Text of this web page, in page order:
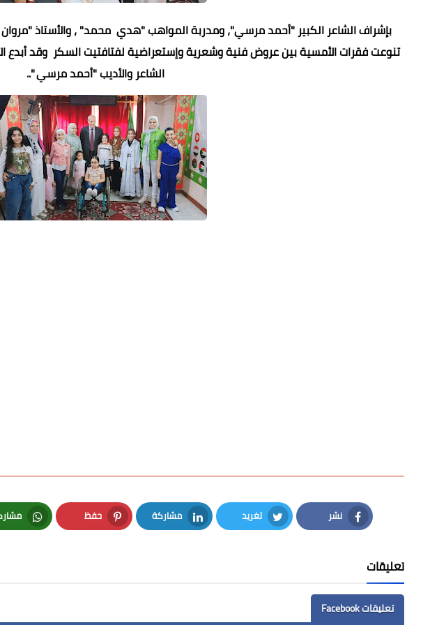
بإشراف الشاعر الكبير "أحمد مرسي"، ومدربة المواهب "هدي محمد" ، والأستاذ "مروان
تنوعت فقرات الأمسية بين عروض فنية وشعرية وإستعراضية لفتافتيت السكر وقد أبدع
الشاعر والأديب "أحمد مرسي "..
نشر
Facebook
تغريد
Twitter
مشاركة
LinkedIn
حفظ
Pinterest
تعليقات
تعليقات Facebook